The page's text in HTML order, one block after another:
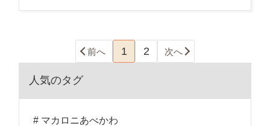
前へ 1 2 次へ
人気のタグ
マカロニあべかわ